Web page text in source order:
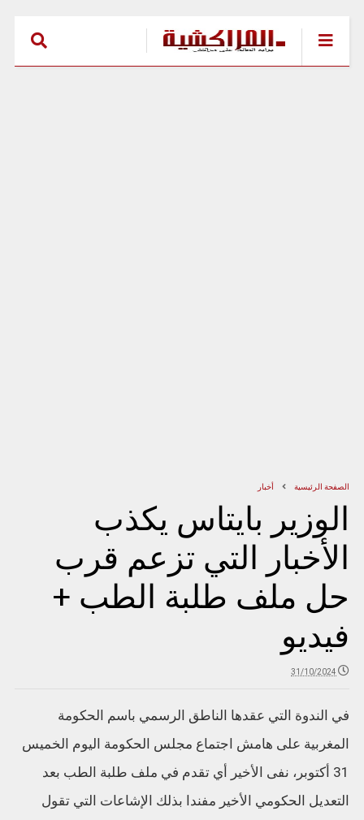
الصفحة الرئيسية أخبار
الوزير بايتاس يكذب
الأخبار التي تزعم قرب
حل ملف طلبة الطب +
فيديو
31/10/2024
في الندوة التي عقدها الناطق الرسمي باسم الحكومة
المغربية على هامش اجتماع مجلس الحكومة اليوم الخميس
31 أكتوبر، نفى الأخير أي تقدم في ملف طلبة الطب بعد
التعديل الحكومي الأخير مفندا بذلك الإشاعات التي تقول